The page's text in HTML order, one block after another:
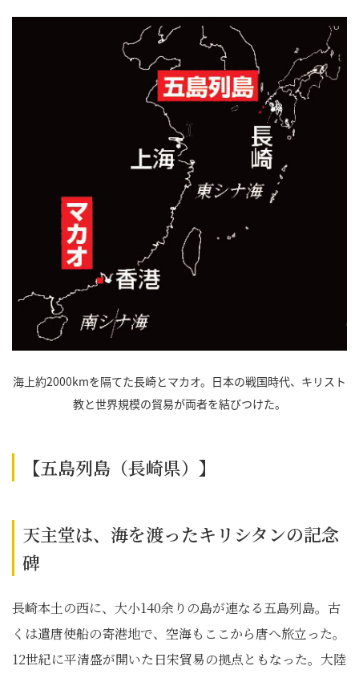
海上約2000kmを隔てた長崎とマカオ。日本の戦国時代、キリスト
教と世界規模の貿易が両者を結びつけた。
【五島列島（長崎県）】
天主堂は、海を渡ったキリシタンの記念
碑
長崎本土の西に、大小140余りの島が連なる五島列島。古
くは遣唐使船の寄港地で、空海もここから唐へ旅立った。
12世紀に平清盛が開いた日宋貿易の拠点ともなった。大陸